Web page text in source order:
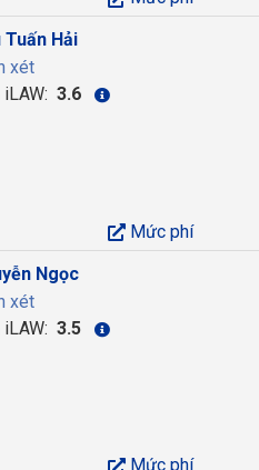
Tuấn Hải
xét
3.6
Mức phí
Ngọc
xét
3.5
Mức phí